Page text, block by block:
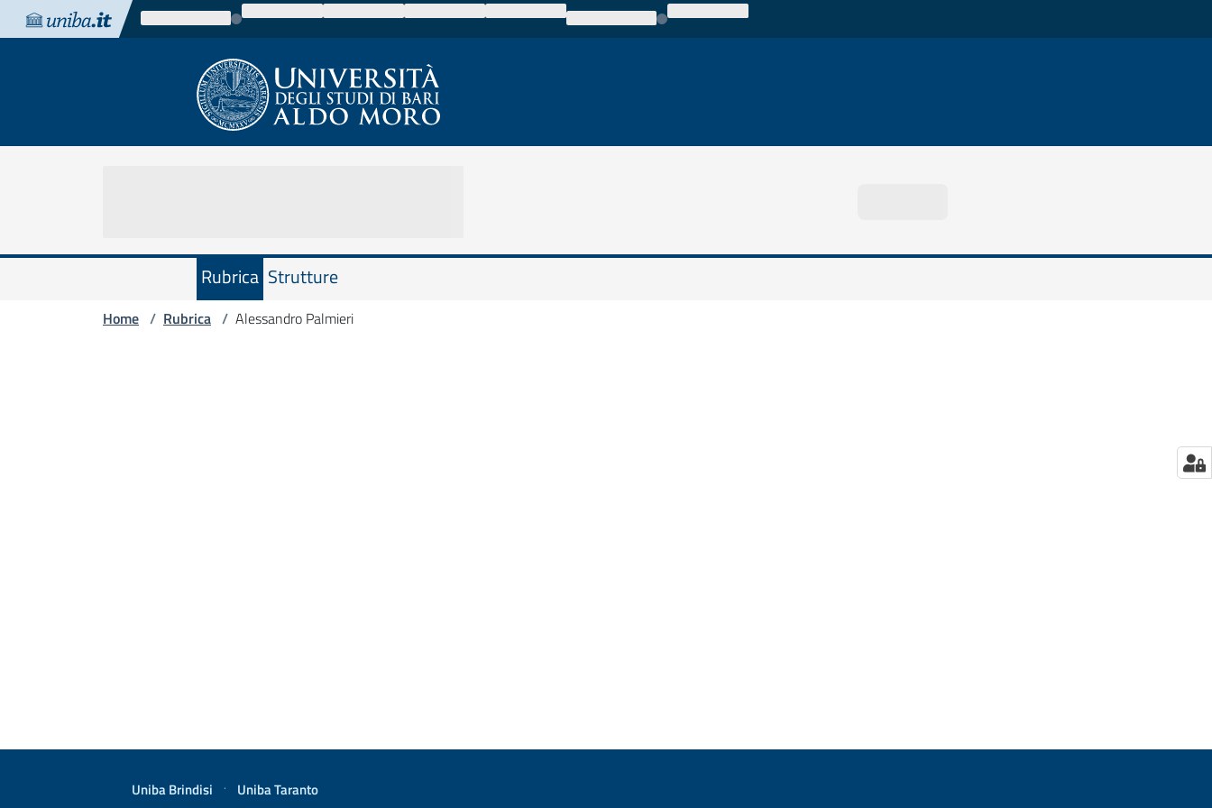
Vai al contenuto
Vai alla navigazione
Vai al footer
Rubrica Strutture
Home / Rubrica / Alessandro Palmieri
Uniba Brindisi · Uniba Taranto